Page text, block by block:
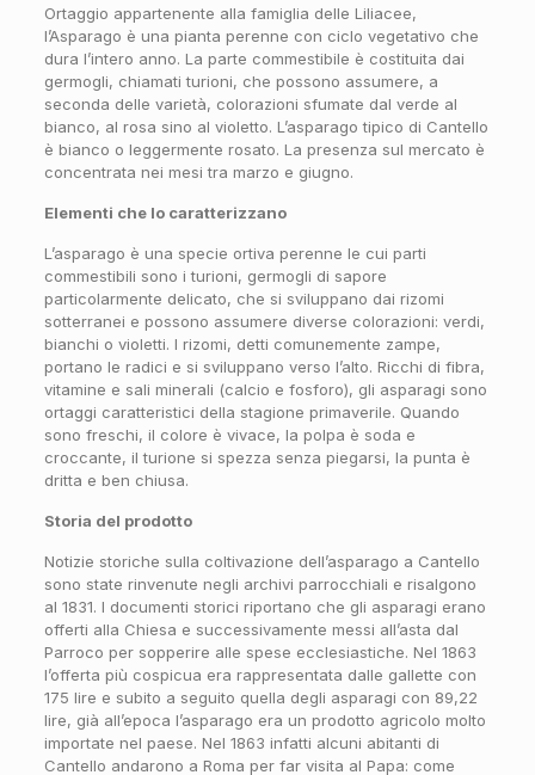
Ortaggio appartenente alla famiglia delle Liliacee,
l’Asparago è una pianta perenne con ciclo vegetativo che
dura l’intero anno. La parte commestibile è costituita dai
germogli, chiamati turioni, che possono assumere, a
seconda delle varietà, colorazioni sfumate dal verde al
bianco, al rosa sino al violetto. L’asparago tipico di Cantello
è bianco o leggermente rosato. La presenza sul mercato è
concentrata nei mesi tra marzo e giugno.
Elementi che lo caratterizzano
L’asparago è una specie ortiva perenne le cui parti
commestibili sono i turioni, germogli di sapore
particolarmente delicato, che si sviluppano dai rizomi
sotterranei e possono assumere diverse colorazioni: verdi,
bianchi o violetti. I rizomi, detti comunemente zampe,
portano le radici e si sviluppano verso l’alto. Ricchi di fibra,
vitamine e sali minerali (calcio e fosforo), gli asparagi sono
ortaggi caratteristici della stagione primaverile. Quando
sono freschi, il colore è vivace, la polpa è soda e
croccante, il turione si spezza senza piegarsi, la punta è
dritta e ben chiusa.
Storia del prodotto
Notizie storiche sulla coltivazione dell’asparago a Cantello
sono state rinvenute negli archivi parrocchiali e risalgono
al 1831. I documenti storici riportano che gli asparagi erano
offerti alla Chiesa e successivamente messi all’asta dal
Parroco per sopperire alle spese ecclesiastiche. Nel 1863
l’offerta più cospicua era rappresentata dalle gallette con
175 lire e subito a seguito quella degli asparagi con 89,22
lire, già all’epoca l’asparago era un prodotto agricolo molto
importate nel paese. Nel 1863 infatti alcuni abitanti di
Cantello andarono a Roma per far visita al Papa: come